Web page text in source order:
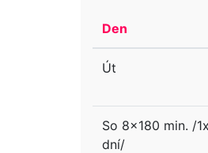
Den
Út
So 8x180 min. /
dní/